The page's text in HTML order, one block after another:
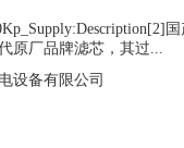
原厂品牌滤芯，其过...
设备有限公司